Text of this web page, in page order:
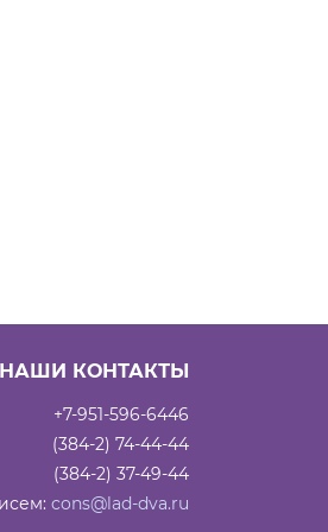
НАШИ КОНТАКТЫ
+7-951-596-6446
(384-2) 74-44-44
(384-2) 37-49-44
cons@lad-dva.ru